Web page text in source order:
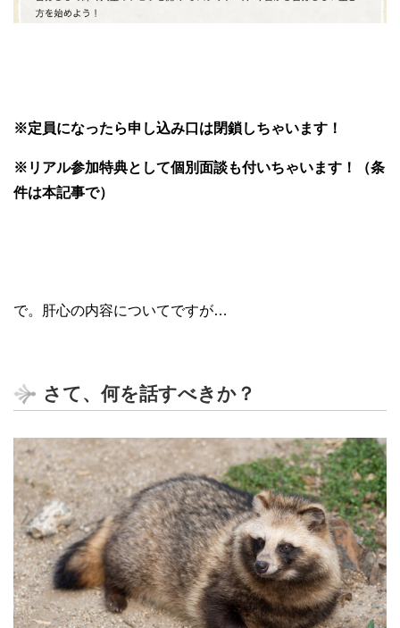
※定員になったら申し込み口は閉鎖しちゃいます！
※リアル参加特典として個別面談も付いちゃいます！（条
件は本記事で）
で。肝心の内容についてですが…
さて、何を話すべきか？